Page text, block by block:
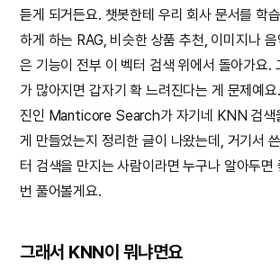
듣게 되거든요. 챗봇한테 우리 회사 문서를 학
하게 하는 RAG, 비슷한 상품 추천, 이미지나
은 기능이 전부 이 벡터 검색 위에서 돌아가요.
가 많아지면 갑자기 확 느려진다는 게 문제예
진인 Manticore Search가 자기네 KNN 검색
게 만들었는지 정리한 글이 나왔는데, 거기서
터 검색을 만지는 사람이라면 누구나 알아두면
번 풀어볼게요.
그래서 KNN이 뭐냐면요